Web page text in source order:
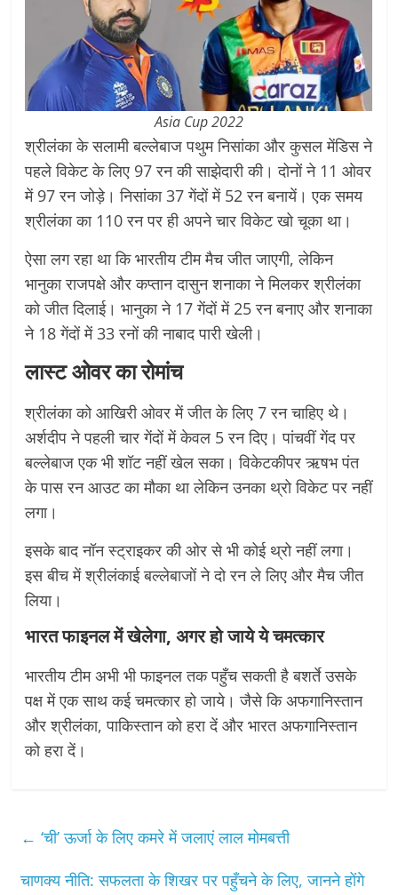
Asia Cup 2022
श्रीलंका के सलामी बल्लेबाज पथुम निसांका और कुसल मेंडिस ने
पहले विकेट के लिए 97 रन की साझेदारी की। दोनों ने 11 ओवर
में 97 रन जोड़े। निसांका 37 गेंदों में 52 रन बनायें। एक समय
श्रीलंका का 110 रन पर ही अपने चार विकेट खो चूका था।
ऐसा लग रहा था कि भारतीय टीम मैच जीत जाएगी, लेकिन
भानुका राजपक्षे और कप्तान दासुन शनाका ने मिलकर श्रीलंका
को जीत दिलाई। भानुका ने 17 गेंदों में 25 रन बनाए और शनाका
ने 18 गेंदों में 33 रनों की नाबाद पारी खेली।
लास्ट ओवर का रोमांच
श्रीलंका को आखिरी ओवर में जीत के लिए 7 रन चाहिए थे।
अर्शदीप ने पहली चार गेंदों में केवल 5 रन दिए। पांचवीं गेंद पर
बल्लेबाज एक भी शॉट नहीं खेल सका। विकेटकीपर ऋषभ पंत
के पास रन आउट का मौका था लेकिन उनका थ्रो विकेट पर नहीं
लगा।
इसके बाद नॉन स्ट्राइकर की ओर से भी कोई थ्रो नहीं लगा।
इस बीच में श्रीलंकाई बल्लेबाजों ने दो रन ले लिए और मैच जीत
लिया।
भारत फाइनल में खेलेगा, अगर हो जाये ये चमत्कार
भारतीय टीम अभी भी फाइनल तक पहुँच सकती है बशर्ते उसके
पक्ष में एक साथ कई चमत्कार हो जाये। जैसे कि अफगानिस्तान
और श्रीलंका, पाकिस्तान को हरा दें और भारत अफगानिस्तान
को हरा दें।
← ‘ची’ ऊर्जा के लिए कमरे में जलाएं लाल मोमबत्ती
चाणक्य नीति: सफलता के शिखर पर पहुँचने के लिए, जानने होंगे